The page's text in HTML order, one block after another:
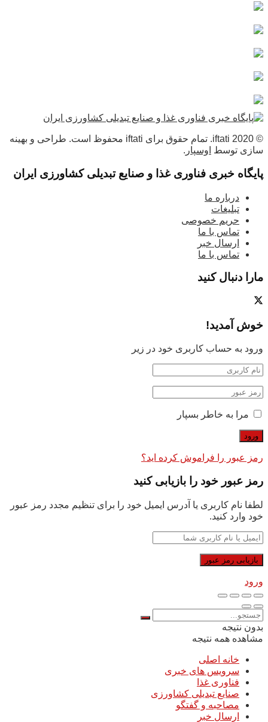
© 2020 iftati. تمام حقوق برای iftati محفوظ است. طراحی و بهینه
سازی توسط اوسپار .
پایگاه خبری فناوری غذا و صنایع تبدیلی کشاورزی ایران
درباره ما
تبلیغات
حریم خصوصی
تماس با ما
ارسال خبر
تماس با ما
مارا دنبال کنید
خوش آمدید!
ورود به حساب کاربری خود در زیر
مرا به خاطر بسپار
رمز عبور را فراموش کرده اید؟
رمز عبور خود را بازیابی کنید
لطفا نام کاربری یا آدرس ایمیل خود را برای تنظیم مجدد رمز عبور
خود وارد کنید.
ورود
بدون نتیجه
مشاهده همه نتیجه
خانه اصلی
سرویس های خبری
فناوری غذا
صنایع تبدیلی کشاورزی
مصاحبه و گفتگو
ارسال خبر